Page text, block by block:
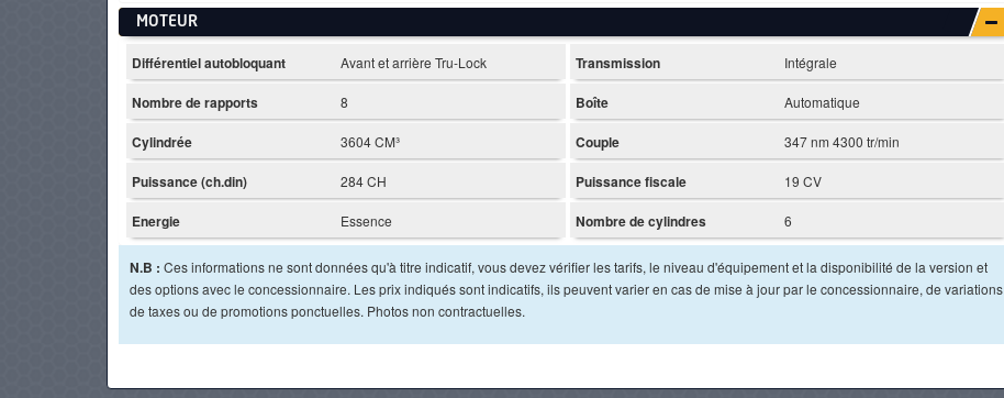
MOTEUR
Différentiel autobloquant Avant et arrière Tru-Lock Transmission Intégrale
Nombre de rapports 8 Boîte Automatique
Cylindrée 3604 CM³ Couple 347 nm 4300 tr/min
Puissance (ch.din) 284 CH Puissance fiscale 19 CV
Energie Essence Nombre de cylindres 6
N.B : Ces informations ne sont données qu'à titre indicatif, vous devez vérifier les tarifs, le niveau d'équipement et la disponibilité de la version et
des options avec le concessionnaire. Les prix indiqués sont indicatifs, ils peuvent varier en cas de mise à jour par le concessionnaire, de variations
de taxes ou de promotions ponctuelles. Photos non contractuelles.